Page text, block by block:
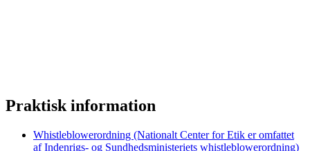
Praktisk information
Whistleblowerordning (Nationalt Center for Etik er omfattet
af Indenrigs- og Sundhedsministeriets whistleblowerordning)